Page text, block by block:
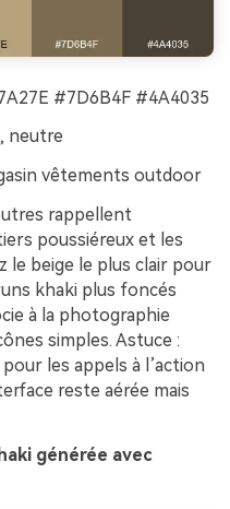
#7D6B4F #4A4035
neutre
vêtements outdoor
rappellent
poussiéreux et les
le beige le plus clair pour
khaki plus foncés
à la photographie
simples. Astuce :
les appels à l’action
reste aérée mais
générée avec